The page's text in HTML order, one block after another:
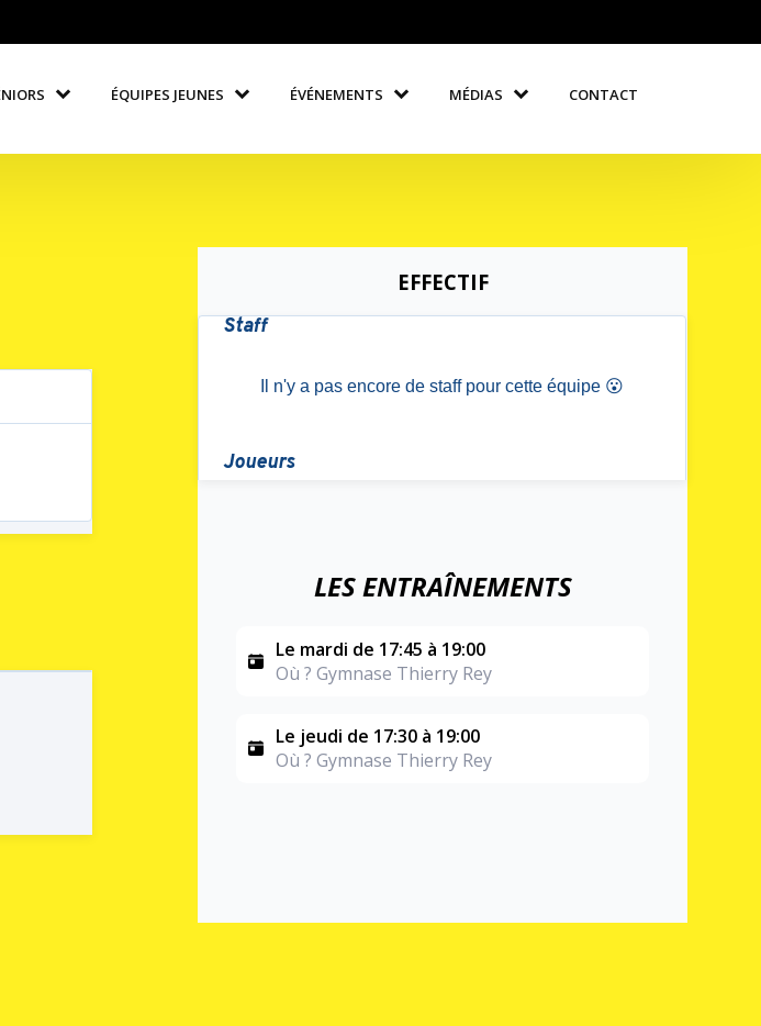
ÉQUIPES JEUNES ÉVÉNEMENTS MÉDIAS CONTACT
EFFECTIF
LES ENTRAÎNEMENTS
Le mardi de 17:45 à 19:00
Où ? Gymnase Thierry Rey
Le jeudi de 17:30 à 19:00
Où ? Gymnase Thierry Rey